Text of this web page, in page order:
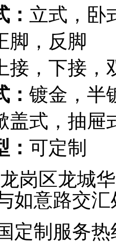
立式，卧
脚，反脚
上接，下接，
镀金，半
盖式，抽屉
可定制
岗区龙城
如意路交
定制服务热